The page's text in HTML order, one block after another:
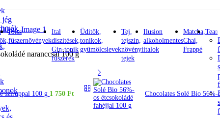
jég
Friss
fűszernövények
Ital
díszítések,
Gin-tonik
fűszerek
Üditők,
tonikok,
gyümölcslevek
Tej,
tejszín,
növényi
tejek
Ilusion
alkoholmentes
italok
Matcha,
Chai,
Frappé
Tea
naranccsal 100 g
sziruppal 100 g 1 750 Ft Chocolates Solé Bio